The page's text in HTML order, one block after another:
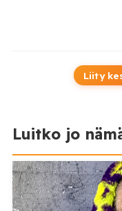
Liity
Luitko jo